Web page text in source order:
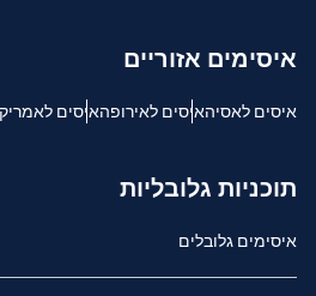
איסימים אזוריים
איסים לאסיהאיסים לאירופהאיסים
תוכניות גלובליות
איסימים גלובלים